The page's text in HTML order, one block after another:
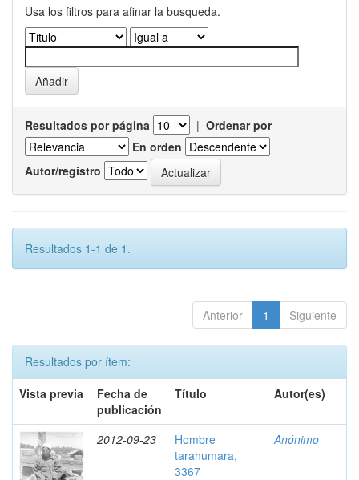
Usa los filtros para afinar la busqueda.
Resultados por página | Ordenar por
En orden
Autor/registro
Resultados 1-1 de 1.
Anterior 1 Siguiente
Resultados por ítem:
Vista previa
Fecha de
publicación
Título Autor(es)
2012-09-23
Hombre
tarahumara,
3367
Anónimo